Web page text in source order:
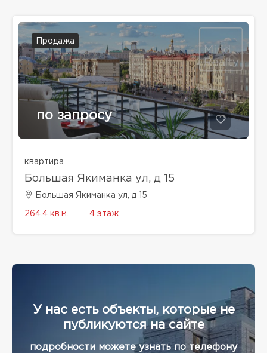
Продажа
по запросу
квартира
Большая Якиманка ул, д 15
Большая Якиманка ул, д 15
264.4 кв.м. 4 этаж
У нас есть объекты, которые не
публикуются на сайте
подробности можете узнать по телефону